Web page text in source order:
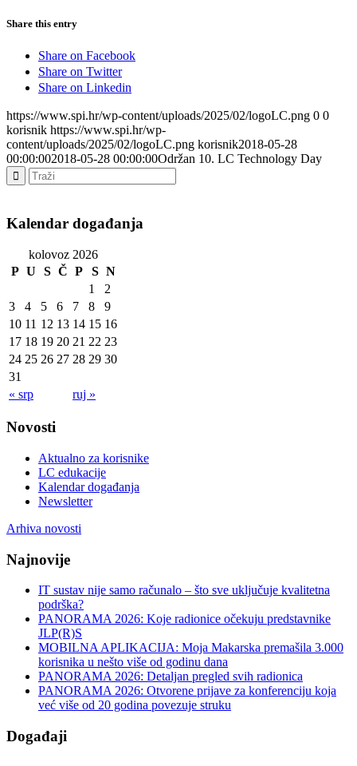
Share this entry
Share on Facebook
Share on Twitter
Share on Linkedin
https://www.spi.hr/wp-content/uploads/2025/02/logoLC.png 0 0
korisnik https://www.spi.hr/wp-
content/uploads/2025/02/logoLC.png korisnik2018-05-28
00:00:002018-05-28 00:00:00Održan 10. LC Technology Day
Kalendar događanja
kolovoz 2026
P U S Č P S N
1
2
3
4 5 6 7 8
9
10 11 12 13 14 15 16
17 18 19 20 21 22 23
24 25 26 27 28 29 30
31
« srp
ruj »
Novosti
Aktualno za korisnike
LC edukacije
Kalendar događanja
Newsletter
Arhiva novosti
Najnovije
IT sustav nije samo računalo – što sve uključuje kvalitetna
podrška?
PANORAMA 2026: Koje radionice očekuju predstavnike
JLP(R)S
MOBILNA APLIKACIJA: Moja Makarska premašila 3.000
korisnika u nešto više od godinu dana
PANORAMA 2026: Detaljan pregled svih radionica
PANORAMA 2026: Otvorene prijave za konferenciju koja
već više od 20 godina povezuje struku
Događaji